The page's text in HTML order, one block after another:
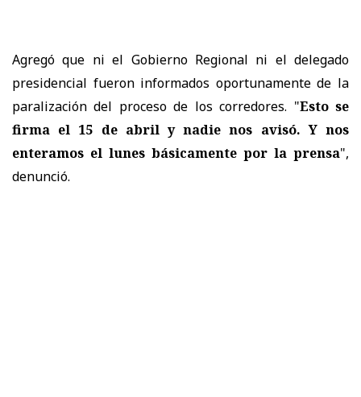
Agregó que ni el Gobierno Regional ni el delegado
presidencial fueron informados oportunamente de la
paralización del proceso de los corredores. "Esto se
firma el 15 de abril y nadie nos avisó. Y nos
enteramos el lunes básicamente por la prensa",
denunció.